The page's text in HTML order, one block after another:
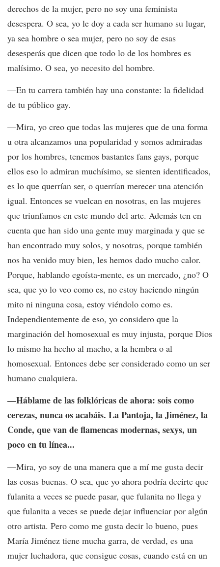
derechos de la mujer, pero no soy una feminista
desespera. O sea, yo le doy a cada ser humano su lugar,
ya sea hombre o sea mujer, pero no soy de esas
desesperás que dicen que todo lo de los hombres es
malísimo. O sea, yo necesito del hombre.
—En tu carrera también hay una constante: la fidelidad
de tu público gay.
—Mira, yo creo que todas las mujeres que de una forma
u otra alcanzamos una popularidad y somos admiradas
por los hombres, tenemos bastantes fans gays, porque
ellos eso lo admiran muchísimo, se sienten identificados,
es lo que querrían ser, o querrían merecer una atención
igual. Entonces se vuelcan en nosotras, en las mujeres
que triunfamos en este mundo del arte. Además ten en
cuenta que han sido una gente muy marginada y que se
han encontrado muy solos, y nosotras, porque también
nos ha venido muy bien, les hemos dado mucho calor.
Porque, hablando egoísta-mente, es un mercado, ¿no? O
sea, que yo lo veo como es, no estoy haciendo ningún
mito ni ninguna cosa, estoy viéndolo como es.
Independientemente de eso, yo considero que la
marginación del homosexual es muy injusta, porque Dios
lo mismo ha hecho al macho, a la hembra o al
homosexual. Entonces debe ser considerado como un ser
humano cualquiera.
—Háblame de las folklóricas de ahora: sois como
cerezas, nunca os acabáis. La Pantoja, la Jiménez, la
Conde, que van de flamencas modernas, sexys, un
poco en tu línea...
—Mira, yo soy de una manera que a mí me gusta decir
las cosas buenas. O sea, que yo ahora podría decirte que
fulanita a veces se puede pasar, que fulanita no llega y
que fulanita a veces se puede dejar influenciar por algún
otro artista. Pero como me gusta decir lo bueno, pues
María Jiménez tiene mucha garra, de verdad, es una
mujer luchadora, que consigue cosas, cuando está en un